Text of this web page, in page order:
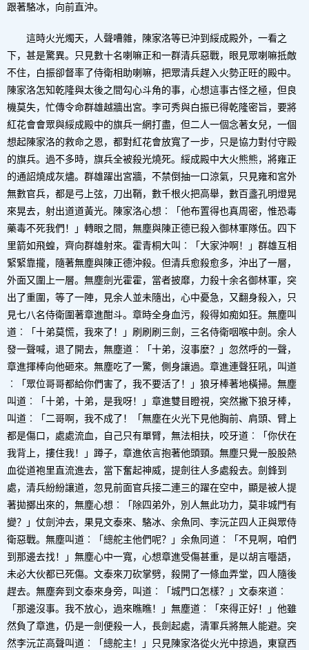
跟著駱冰，向前直沖。
這時火光燭天，人聲嘈雜，陳家洛等已沖到綏成殿外，一看之
下，甚是驚異。只見數十名喇嘛正和一群清兵惡戰，眼見眾喇嘛抵敵
不住，白振卻督率了侍衛相助喇嘛，把眾清兵趕入火勢正旺的殿中。
陳家洛怎知乾隆與太後之間勾心斗角的事，心想這事古怪之極，但良
機莫失，忙傳令命群雄越牆出宮。李可秀與白振已得乾隆密旨，要將
紅花會會眾與綏成殿中的旗兵一網打盡，但二人一個念著女兒，一個
想起陳家洛的救命之恩，都對紅花會放寬了一步，只是協力對付守殿
的旗兵。過不多時，旗兵全被殺光燒死。綏成殿中大火熊熊，將雍正
的通詔燒成灰燼。群雄躍出宮牆，不禁倒抽一口涼氣，只見雍和宮外
無數官兵，都是弓上弦，刀出鞘，數千根火把高舉，數百盞孔明燈晃
來晃去，射出道道黃光。陳家洛心想︰「他布置得也真周密，惟恐毒
藥毒不死我們！」轉眼之間，無塵與陳正德已殺入御林軍隊伍。四下
里箭如飛蝗，齊向群雄射來。霍青桐大叫︰「大家沖啊！」群雄互相
緊緊靠攏，隨著無塵與陳正德沖殺。但清兵愈殺愈多，沖出了一層，
外面又圍上一層。無塵劍光霍霍，當者披靡，力殺十余名御林軍，突
出了重圍，等了一陣，見余人並未隨出，心中憂急，又翻身殺入，只
見七八名侍衛圍著章進酣斗。章時全身血污，殺得如痴如狂。無塵叫
道︰「十弟莫慌，我來了！」刷刷刷三劍，三名侍衛咽喉中劍。余人
發一聲喊，退了開去，無塵道︰「十弟，沒事麼？」忽然呼的一聲，
章進揮棒向他砸來。無塵吃了一驚，側身讓過。章進連聲狂吼，叫道
︰「眾位哥哥都給你們害了，我不要活了！」狼牙棒著地橫掃。無塵
叫道︰「十弟，十弟，是我呀！」章進雙目瞪視，突然撇下狼牙棒，
叫道︰「二哥啊，我不成了！「無塵在火光下見他胸前、肩頭、臂上
都是傷口，處處流血，自己只有單臂，無法相扶，咬牙道︰「你伏在
我背上，摟住我！」蹲子，章進依言抱著他頭頸。無塵只覺一股股熱
血從道袍里直流進去，當下奮起神威，提劍往人多處殺去。劍鋒到
處，清兵紛紛讓道，忽見前面官兵接二連三的躍在空中，顯是被人提
著拋擲出來的，無塵心想︰「除四弟外，別人無此功力，莫非城門有
變？」仗劍沖去，果見文泰來、駱冰、余魚同、李沅芷四人正與眾侍
衛惡戰。無塵叫道︰「總舵主他們呢？」余魚同道︰「不見啊，咱們
到那邊去找！」無塵心中一寬，心想章進受傷甚重，是以胡言囈語，
未必大伙都已死傷。文泰來刀砍掌劈，殺開了一條血弄堂，四人隨後
趕去。無塵奔到文泰來身旁，叫道︰「城門口怎樣？」文泰來道︰
「那邊沒事。我不放心，過來瞧瞧！」無塵道︰「來得正好！」他雖
然負了章進，仍是一劍便殺一人，長劍起處，清軍兵將無人能避。突
然李沅芷高聲叫道︰「總舵主！」只見陳家洛從火光中掠過，東竄西